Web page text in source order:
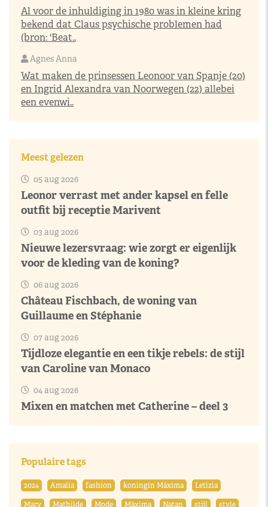
Al voor de inhuldiging in 1980 was in kleine kring
bekend dat Claus psychische problemen had
(bron: 'Beat..
Agnes Anna
Wat maken de prinsessen Leonoor van Spanje (20)
en Ingrid Alexandra van Noorwegen (22) allebei
een evenwi..
Meest gelezen
05 aug 2026
Leonor verrast met ander kapsel en felle
outfit bij receptie Marivent
03 aug 2026
Nieuwe lezersvraag: wie zorgt er eigenlijk
voor de kleding van de koning?
06 aug 2026
Château Fischbach, de woning van
Guillaume en Stéphanie
07 aug 2026
Tijdloze elegantie en een tikje rebels: de stijl
van Caroline van Monaco
04 aug 2026
Mixen en matchen met Catherine – deel 3
Populaire tags
2024 Amalia fashion koningin Máxima
Letizia
Mary
Mathilde Mode Máxima Natan stijl style